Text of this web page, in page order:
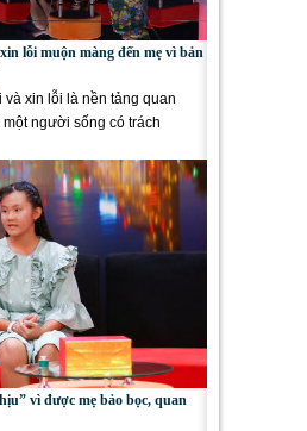
lỗi muộn màng đến mẹ vì bản
và xin lỗi là nền tảng quan
người sống có trách
vì được mẹ bảo bọc, quan